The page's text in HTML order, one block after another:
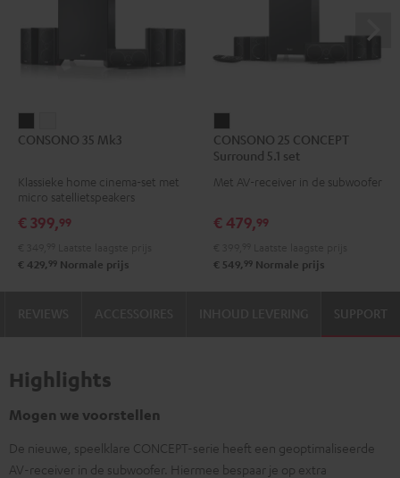
35
Zwart
35
Wit
CONSONO 35 Mk3
Klassieke home cinema-set met
micro satellietspeakers
€ 399,99
€ 429, 99 Normale prijs
25
CONCEPT
Surround
set
CONSONO 25 CONCEPT
Surround 5.1 set
Met AV-receiver in de subwoofer
€ 479,99
€ 549, 99 Normale prijs
SUPPORT
Highlights
Mogen we voorstellen
De nieuwe, speelklare CONCEPT-serie heeft een geoptimaliseerde
AV-receiver in de subwoofer. Hiermee bespaar je op extra